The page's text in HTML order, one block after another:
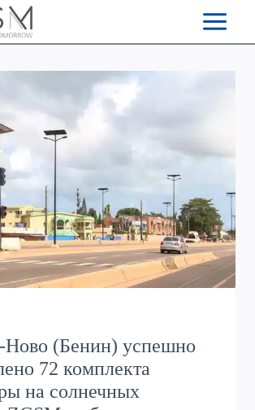
(Бенин) успешно
72 комплекта
на солнечных